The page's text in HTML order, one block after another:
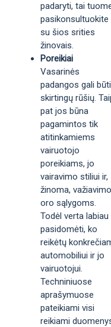
padaryti, tai
pasikonsultuokite
su šios srities
žinovais.
Poreikiai
Vasarinės
padangos gali būti
skirtingų rūšių.
pat jos būna
pagamintos tik
atitinkamiems
vairuotojo
poreikiams, jo
vairavimo stiliui ir,
žinoma,
oro sąlygoms.
Todėl verta labiau
pasidomėti, ko
reikėtų
automobiliui ir jo
vairuotojui.
Techniniuose
aprašymuose
pateikiami visi
reikiami